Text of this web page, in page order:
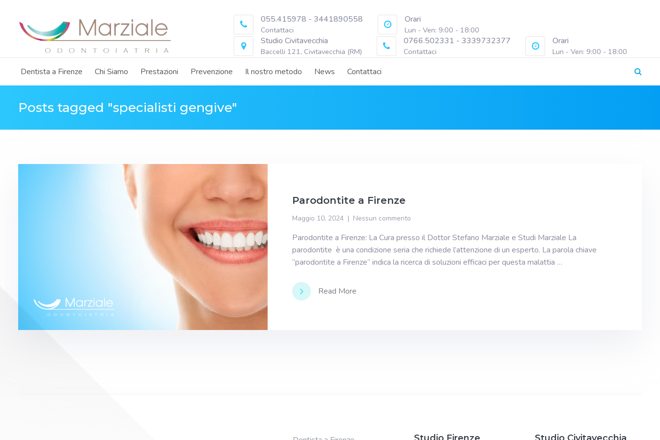
055.415978 - 3441890558
Contattaci
Orari
Lun - Ven: 9:00 - 18:00
Studio Civitavecchia
Baccelli 121, Civitavecchia (RM)
0766.502331 - 3339732377
Contattaci
Orari
Lun - Ven: 9:00 - 18:00
Dentista a Firenze Chi Siamo Prestazioni Prevenzione Il nostro metodo News Contattaci
Posts tagged "specialisti gengive"
Parodontite a Firenze
Maggio 10, 2024 Nessun commento
Parodontite a Firenze: La Cura presso il Dottor Stefano Marziale e Studi Marziale La
parodontite è una condizione seria che richiede l’attenzione di un esperto. La parola chiave
“parodontite a Firenze” indica la ricerca di soluzioni efficaci per questa malattia …
Read More